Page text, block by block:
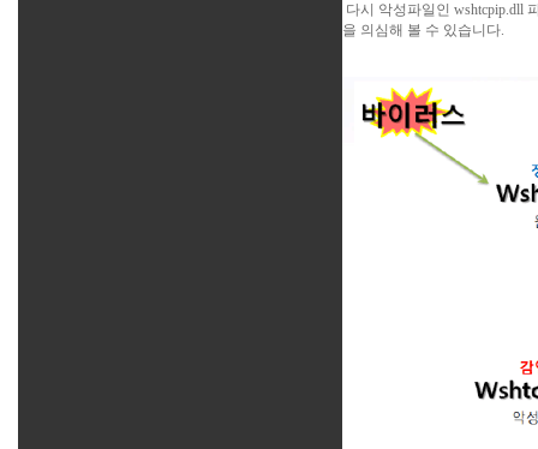
다시 악성파일인 wshtcpip.dll
을 의심해 볼 수 있습니다.